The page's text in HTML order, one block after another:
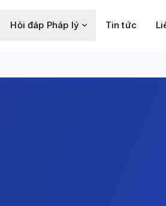
Hỏi đáp Pháp lý Tin tức